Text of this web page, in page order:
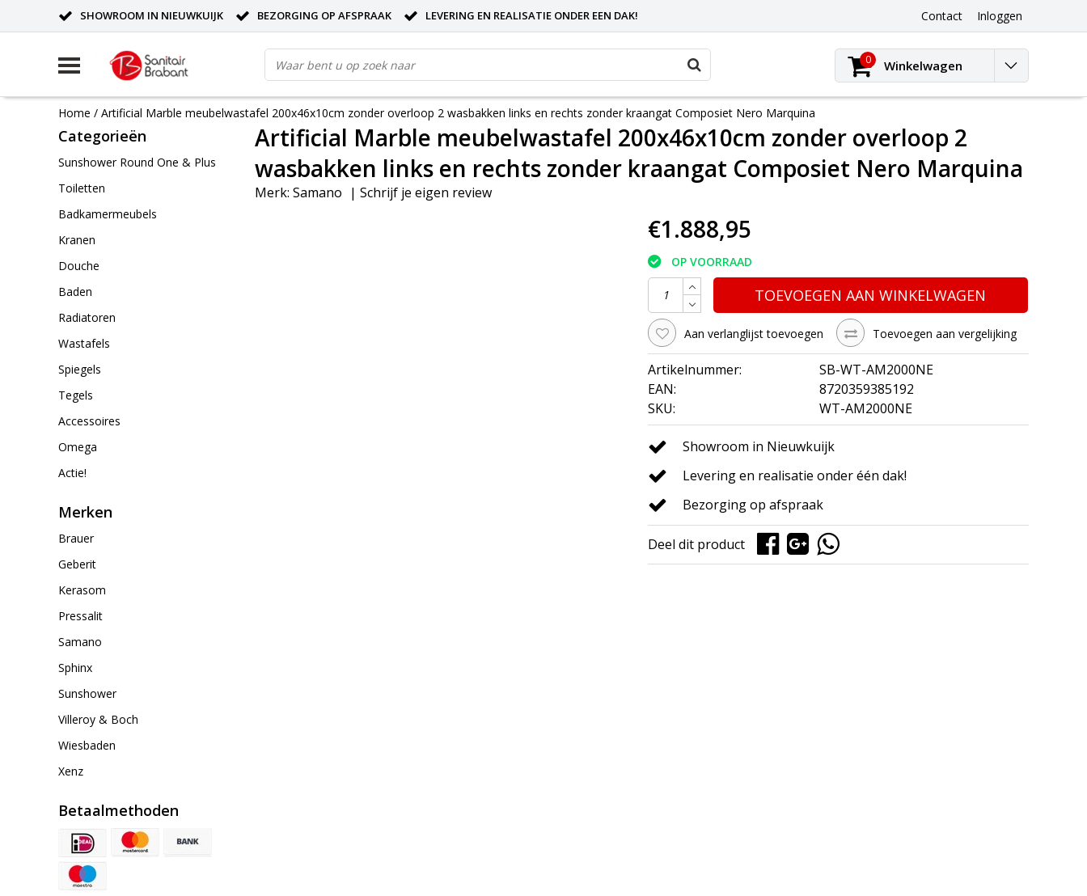
SHOWROOM IN NIEUWKUIJK BEZORGING OP AFSPRAAK LEVERING EN REALISATIE ONDER EEN DAK! Contact Inloggen
0 Winkelwagen
Home / Artificial Marble meubelwastafel 200x46x10cm zonder overloop 2 wasbakken links en rechts zonder kraangat Composiet Nero Marquina
Categorieën
Sunshower Round One & Plus
Toiletten
Badkamermeubels
Kranen
Douche
Baden
Radiatoren
Wastafels
Spiegels
Tegels
Accessoires
Omega
Actie!
Merken
Brauer
Geberit
Kerasom
Pressalit
Samano
Sphinx
Sunshower
Villeroy & Boch
Wiesbaden
Xenz
Betaalmethoden
Artificial Marble meubelwastafel 200x46x10cm zonder overloop 2
wasbakken links en rechts zonder kraangat Composiet Nero Marquina
Merk: Samano | Schrijf je eigen review
€1.888,95
OP VOORRAAD
TOEVOEGEN AAN WINKELWAGEN
Aan verlanglijst toevoegen Toevoegen aan vergelijking
Artikelnummer:
SB-WT-AM2000NE
EAN:
8720359385192
SKU:
WT-AM2000NE
Showroom in Nieuwkuijk
Levering en realisatie onder één dak!
Bezorging op afspraak
Deel dit product